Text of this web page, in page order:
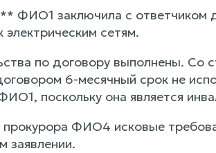
ФИО1 заключила с ответчиком
электрическим сетям.
по договору выполнены. Со
6-месячный срок не
поскольку она является
ФИО4 исковые
заявлении.